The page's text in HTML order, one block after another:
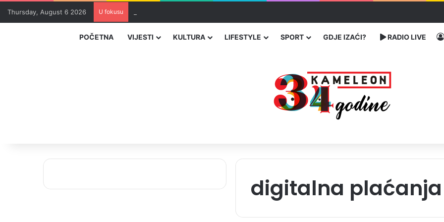
Thursday, August 6 2026 U fokusu
POČETNA VIJESTI KULTURA LIFESTYLE SPORT GDJE IZAĆI? RADIO LIVE
digitalna plaćanja